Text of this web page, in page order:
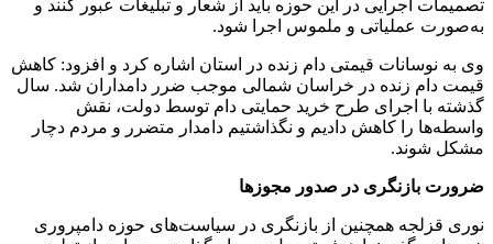
تصمیمات اجرایی در این حوزه باید از شعار و تبلیغات عبور کنند و
به‌صورت عملیاتی و ملموس اجرا شود.
وی به نوسانات قیمتی دام زنده در استان اشاره کرد و افزود: کاهش
قیمت دام زنده در خراسان شمالی موجب ضرر دامداران شد. سال
گذشته با اجرای طرح خرید حمایتی دام توسط دولت، نقش
واسطه‌ها را کاهش دادیم و نگذاشتیم دامدار متضرر و مردم دچار
مشکل شوند.
ضرورت بازنگری در صدور مجوزها
نوری قزلجه همچنین از بازنگری در سیاست‌های حوزه دامپروری